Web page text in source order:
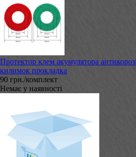
Протектор клем акумулятора
килимок прокладка
90 грн./комплект
Немає у наявності